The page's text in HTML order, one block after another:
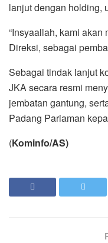
lanjut dengan holding,
“Insyaallah, kami
Direksi, sebagai
Sebagai tindak lanjut
JKA secara resmi
jembatan gantung,
Padang Pariaman
(Kominfo/AS)